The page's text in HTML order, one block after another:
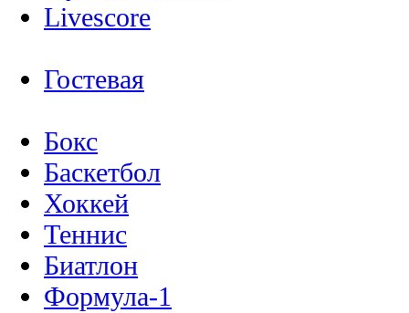
Livescore
Гостевая
Бокс
Баскетбол
Хоккей
Теннис
Биатлон
Формула-1